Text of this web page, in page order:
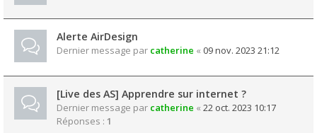
Alerte AirDesign
Dernier message par catherine « 09 nov. 2023 21:12
[Live des AS] Apprendre sur internet ?
Dernier message par catherine « 22 oct. 2023 10:17
Réponses : 1